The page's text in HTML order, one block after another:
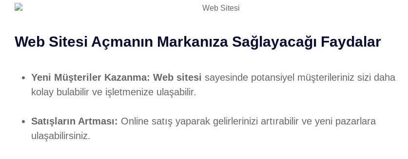
Web Sitesi Açmanın Markanıza Sağlayacağı Faydalar
Yeni Müşteriler Kazanma: Web sitesi sayesinde potansiyel müşterileriniz sizi daha
kolay bulabilir ve işletmenize ulaşabilir.
Satışların Artması: Online satış yaparak gelirlerinizi artırabilir ve yeni pazarlara
ulaşabilirsiniz.